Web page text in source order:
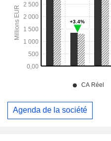
Agenda de la société